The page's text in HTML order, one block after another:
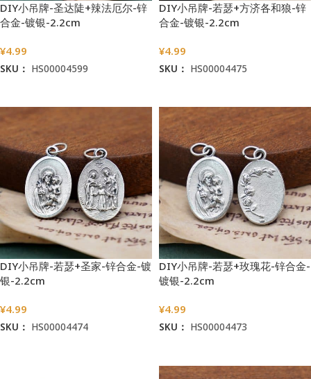
DIY小吊牌-圣达陡+辣法厄尔-锌
合金-镀银-2.2cm
¥4.99
SKU： HS00004599
DIY小吊牌-若瑟+方济各和狼-锌
合金-镀银-2.2cm
¥4.99
SKU： HS00004475
DIY小吊牌-若瑟+圣家-锌合金-镀
银-2.2cm
¥4.99
SKU： HS00004474
DIY小吊牌-若瑟+玫瑰花-锌合金-
镀银-2.2cm
¥4.99
SKU： HS00004473